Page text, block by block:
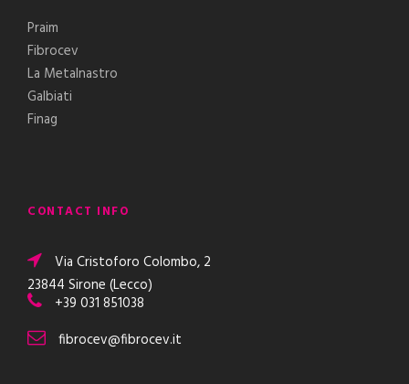
Praim
Fibrocev
La Metalnastro
Galbiati
Finag
CONTACT INFO
Via Cristoforo Colombo, 2
23844 Sirone (Lecco)
+39 031 851038
fibrocev@fibrocev.it